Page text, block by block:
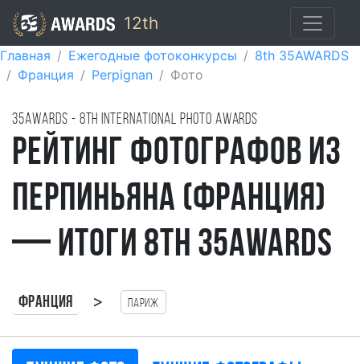
12th
Главная Ежегодные фотоконкурсы
8th 35AWARDS
Франция
Perpignan Фото
35AWARDS - 8TH international photo awards
Рейтинг фотографов из
Перпиньяна (Франция)
— итоги 8th 35AWARDS
Франция > Париж